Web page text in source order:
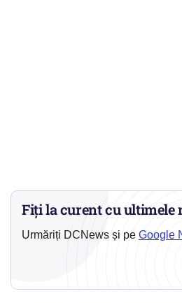
Fiți la curent cu ultimele
Urmăriți DCNews și pe Google